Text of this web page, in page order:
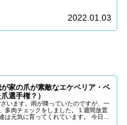
2022.01.03
家の爪が素敵なエケベリア・ベ
選手権？）
います。雨が降っていたのですが、一
多肉チェックをしました。１週間放置
は元気に育ってくれています。 今日